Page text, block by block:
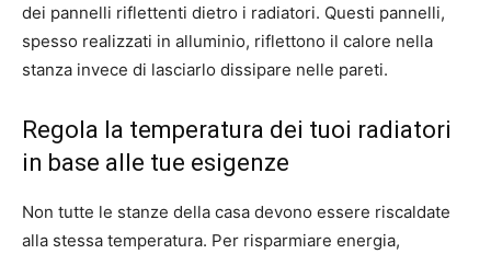
dei pannelli riflettenti dietro i radiatori. Questi pannelli,
spesso realizzati in alluminio, riflettono il calore nella
stanza invece di lasciarlo dissipare nelle pareti.
Regola la temperatura dei tuoi radiatori
in base alle tue esigenze
Non tutte le stanze della casa devono essere riscaldate
alla stessa temperatura. Per risparmiare energia,